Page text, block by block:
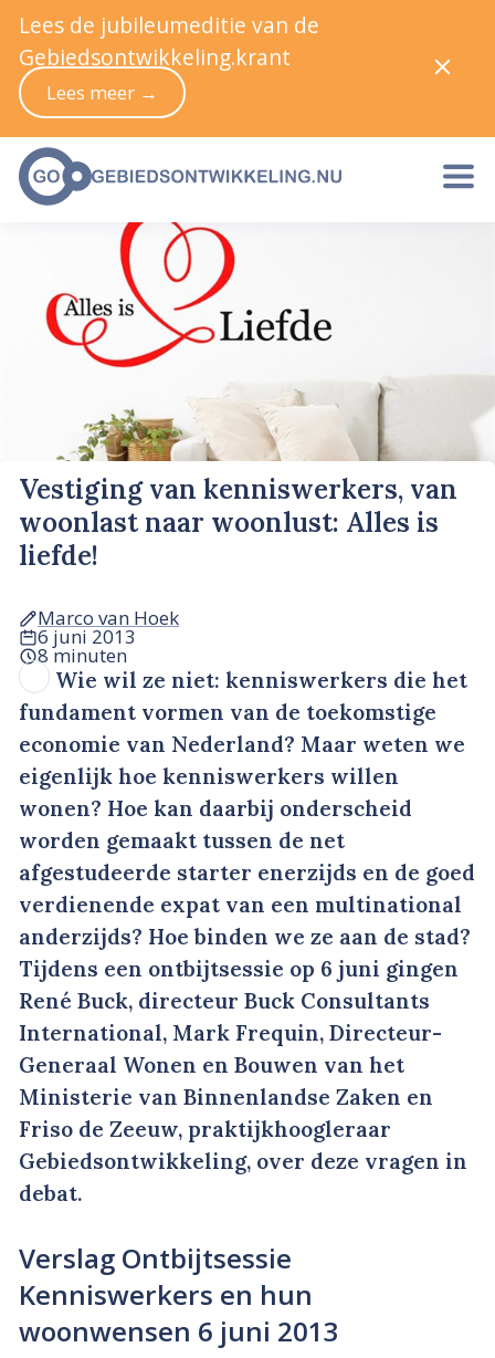
Vestiging van kenniswerkers, van
woonlast naar woonlust: Alles is
liefde!
Marco van Hoek
6 juni 2013
8 minuten
Wie wil ze niet: kenniswerkers die het
fundament vormen van de toekomstige
economie van Nederland? Maar weten we
eigenlijk hoe kenniswerkers willen
wonen? Hoe kan daarbij onderscheid
worden gemaakt tussen de net
afgestudeerde starter enerzijds en de goed
verdienende expat van een multinational
anderzijds? Hoe binden we ze aan de stad?
Tijdens een ontbijtsessie op 6 juni gingen
René Buck, directeur Buck Consultants
International, Mark Frequin, Directeur-
Generaal Wonen en Bouwen van het
Ministerie van Binnenlandse Zaken en
Friso de Zeeuw, praktijkhoogleraar
Gebiedsontwikkeling, over deze vragen in
debat.
Verslag Ontbijtsessie
Kenniswerkers en hun
woonwensen 6 juni 2013
Lees de jubileumeditie van de
Gebiedsontwikkeling.krant
Lees meer →